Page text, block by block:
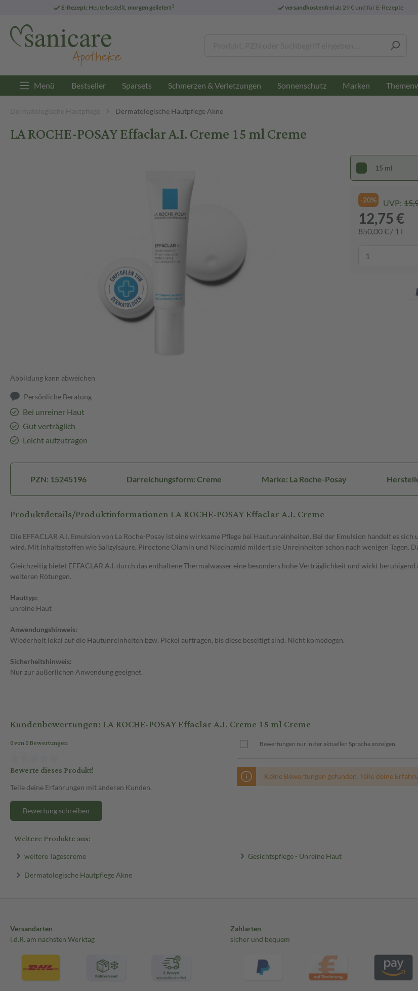
E-Rezept: Heute bestellt, morgen geliefert3 versandkostenfreiab 29 € und für E-Rezepte
Menü Bestseller Sparsets Schmerzen & Verletzungen Sonnenschutz Marken
Dermatologische Hautpflege Dermatologische Hautpflege Akne
LA ROCHE-POSAY Effaclar A.I. Creme 15 ml Creme
Abbildung kann abweichen
Persönliche Beratung
Bei unreiner Haut
Gut verträglich
Leicht aufzutragen
15 ml
-20% UVP:
12,75 €
850,00 € / 1 l
PZN: 15245196 Darreichungsform: Creme Marke: La Roche-Posay
Produktdetails/Produktinformationen LA ROCHE-POSAY Effaclar A.I. Creme
Die EFFACLAR A.I. Emulsion von La Roche-Posay ist eine wirksame Pflege bei Hautunreinheiten. Bei der Emulsion handelt es
wird. Mit Inhaltsstoffen wie Salizylsäure, Piroctone Olamin und Niacinamid mildert sie Unreinheiten schon nach wenigen Tagen.
Gleichzeitig bietet EFFACLAR A.I. durch das enthaltene Thermalwasser eine besonders hohe Verträglichkeit und wirkt
weiteren Rötungen.
Hauttyp:
unreine Haut
Anwendungshinweis:
Wiederholt lokal auf die Hautunreinheiten bzw. Pickel auftragen, bis diese beseitigt sind. Nicht komedogen.
Sicherheitshinweis:
Nur zur äußerlichen Anwendung geeignet.
Kundenbewertungen: LA ROCHE-POSAY Effaclar A.I. Creme 15 ml Creme
0 von 0 Bewertungen
Bewerte dieses Produkt!
Teile deine Erfahrungen mit anderen Kunden.
Bewertung schreiben
Bewertungen nur in der aktuellen Sprache anzeigen.
Keine Bewertungen gefunden. Teile deine
Weitere Produkte aus:
weitere Tagescreme Gesichtspflege - Unreine Haut
Dermatologische Hautpflege Akne
Versandarten
i.d.R. am nächsten Werktag
Zahlarten
sicher und bequem